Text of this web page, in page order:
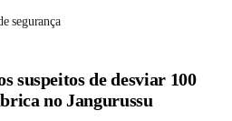
segurança
suspeitos de desviar 100
no Jangurussu